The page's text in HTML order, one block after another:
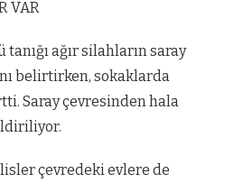
VAR
tanığı ağır silahların saray
belirtirken, sokaklarda
Saray çevresinden hala
çevredeki evlere de